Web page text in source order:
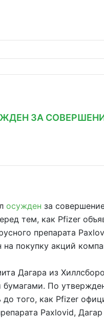
ЗА
осужден за
тем, как Pfizer
препарата
покупку акций
Дагара из
По
того, как Pfizer
Paxlovid,